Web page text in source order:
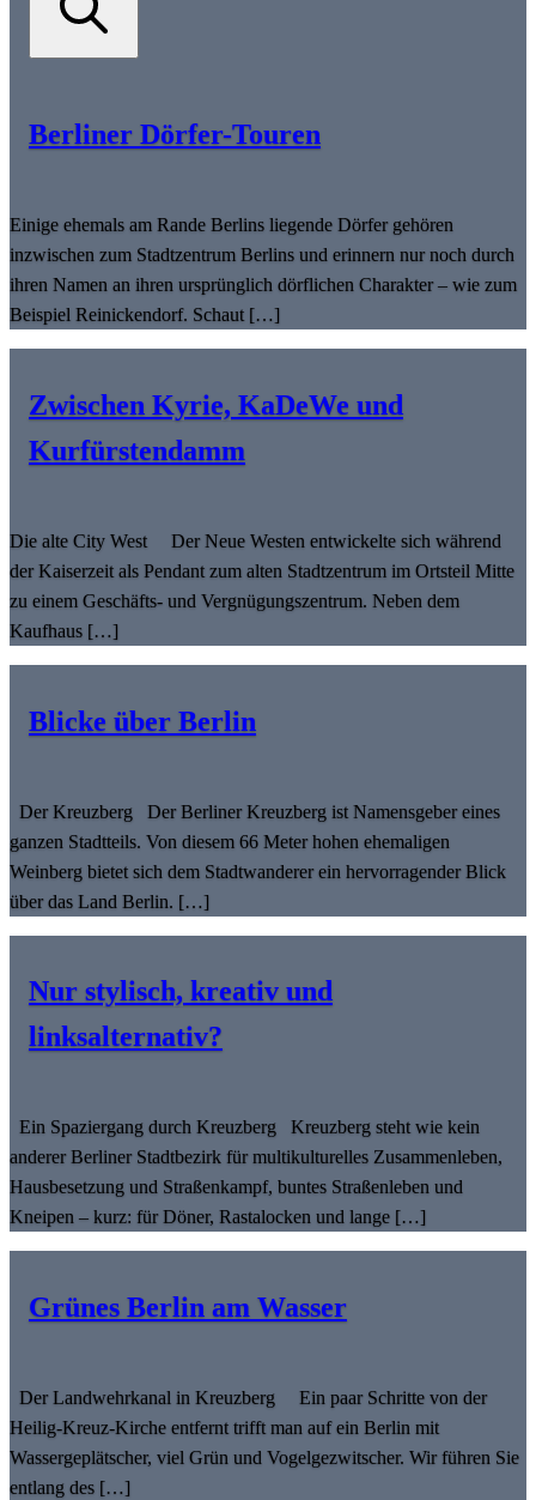
Berliner Dörfer-Touren
Einige ehemals am Rande Berlins liegende Dörfer gehören
inzwischen zum Stadtzentrum Berlins und erinnern nur noch durch
ihren Namen an ihren ursprünglich dörflichen Charakter – wie zum
Beispiel Reinickendorf. Schaut […]
Zwischen Kyrie, KaDeWe und
Kurfürstendamm
Die alte City West Der Neue Westen entwickelte sich während
der Kaiserzeit als Pendant zum alten Stadtzentrum im Ortsteil Mitte
zu einem Geschäfts- und Vergnügungszentrum. Neben dem
Kaufhaus […]
Blicke über Berlin
Der Kreuzberg Der Berliner Kreuzberg ist Namensgeber eines
ganzen Stadtteils. Von diesem 66 Meter hohen ehemaligen
Weinberg bietet sich dem Stadtwanderer ein hervorragender Blick
über das Land Berlin. […]
Nur stylisch, kreativ und
linksalternativ?
Ein Spaziergang durch Kreuzberg Kreuzberg steht wie kein
anderer Berliner Stadtbezirk für multikulturelles Zusammenleben,
Hausbesetzung und Straßenkampf, buntes Straßenleben und
Kneipen – kurz: für Döner, Rastalocken und lange […]
Grünes Berlin am Wasser
Der Landwehrkanal in Kreuzberg Ein paar Schritte von der
Heilig-Kreuz-Kirche entfernt trifft man auf ein Berlin mit
Wassergeplätscher, viel Grün und Vogelgezwitscher. Wir führen Sie
entlang des […]